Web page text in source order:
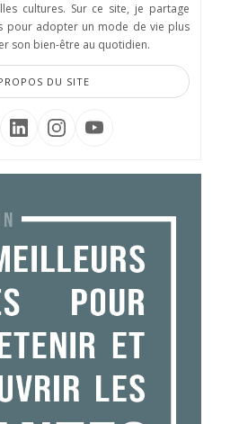
cultures. Sur ce site, je partage
pour adopter un mode de vie plus
son bien-être au quotidien.
DU SITE